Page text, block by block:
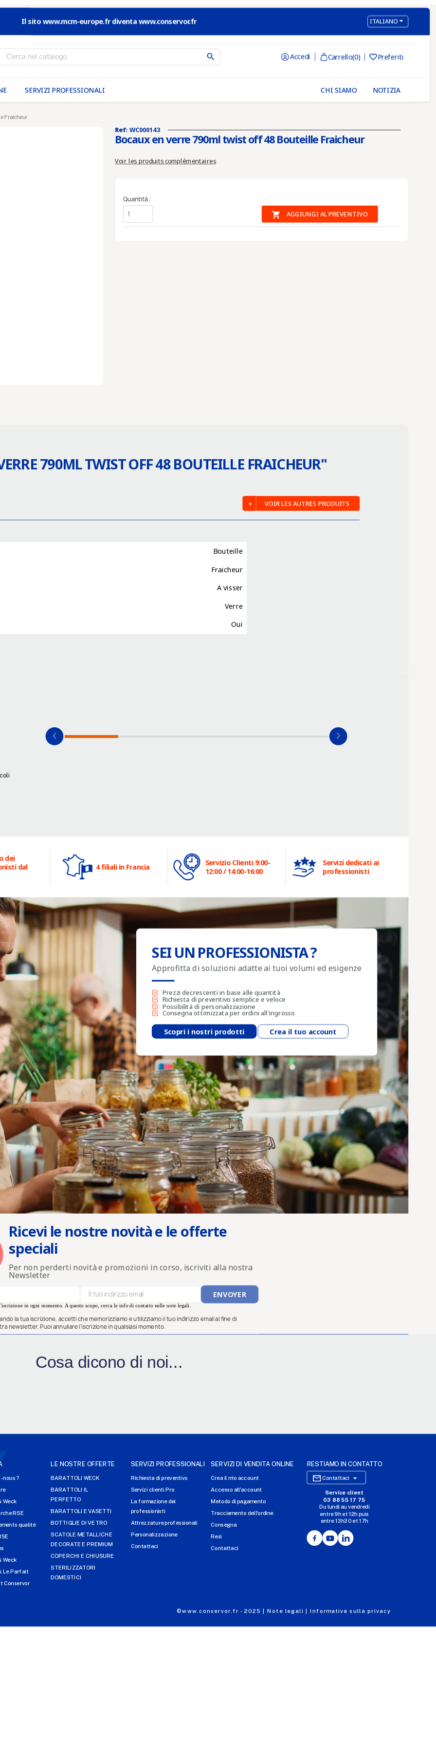
Il sito www.mcm-europe.fr diventa www.conservor.fr ITALIANO
search Accedi Carrello(0) Preferiti
SERVIZI PROFESSIONALI NOTIZIA
CHI SIAMO
Fraicheur
Ref: WC000143
Bocaux en verre 790ml twist off 48 Bouteille Fraicheur
Voir les produits complémentaires
Quantità :
 AGGIUNGI AL PREVENTIVO
790ML TWIST OFF 48 BOUTEILLE FRAICHEUR"
VOIR LES AUTRES PRODUITS
Bouteille
Fraicheur
A visser
Verre
Oui
dei
dal
4 filiali in Francia Servizio Clienti 9:00-
12:00 / 14:00-16:00
Servizi dedicati ai
professionisti
SEI UN PROFESSIONISTA ?
Approfitta di soluzioni adatte ai tuoi volumi ed esigenze
Prezzi decrescenti in base alle quantità
Richiesta di preventivo semplice e veloce
Possibilità di personalizzazione
Consegna ottimizzata per ordini all'ingrosso
Scopri i nostri prodotti Crea il tuo account
Ricevi le nostre novità e le offerte
speciali
Per non perderti novità e promozioni in corso, iscriviti alla nostra
Newsletter
in ogni momento. A questo scopo, cerca le info di contatto nelle note legali.
la tua iscrizione, accetti che memorizziamo e utilizziamo il tuo indirizzo email al fine di
newsletter. Puoi annullare l'iscrizione in qualsiasi momento.
Cosa dicono di noi...
nous ?
Weck
RSE
qualité
Weck
Le Parfait
Conservor
LE NOSTRE OFFERTE
BARATTOLI WECK
BARATTOLI IL
PERFETTO
BARATTOLI E VASETTI
BOTTIGLIE DI VETRO
SCATOLE METALLICHE
DECORATE E PREMIUM
COPERCHI E CHIUSURE
STERILIZZATORI
DOMESTICI
SERVIZI PROFESSIONALI
Richiesta di preventivo
Servizi clienti Pro
La formazione dei
professionisti
Attrezzature professionali
Personalizzazione
Contattaci
SERVIZI DI VENDITA ONLINE
Crea il mio account
Accesso all'account
Metodo di pagamento
Tracciamento dell'ordine
Consegna
Resi
Contattaci
RESTIAMO IN CONTATTO
Contattaci 
SITO WEB DI E-COMMERCE
I NOSTRI UFFICI
MASSILLY CONSERVOR
Service client
03 88 55 17 75
Du lundi au vendredi
entre 9h et 12h puis
entre 13h30 et 17h
FacebookYouTube
©www.conservor.fr - 2025 | Note legali | Informativa sulla privacy